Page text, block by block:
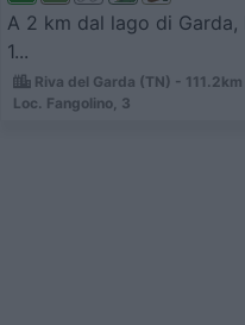
A 2 km dal lago di
1...
Riva del Garda (TN) - 111.2km
Loc. Fangolino, 3